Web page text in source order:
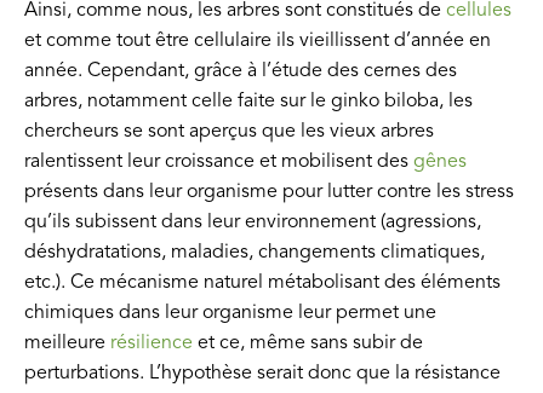
Ainsi, comme nous, les arbres sont constitués de cellules
et comme tout être cellulaire ils vieillissent d’année en
année. Cependant, grâce à l’étude des cernes des
arbres, notamment celle faite sur le ginko biloba, les
chercheurs se sont aperçus que les vieux arbres
ralentissent leur croissance et mobilisent des gênes
présents dans leur organisme pour lutter contre les stress
qu’ils subissent dans leur environnement (agressions,
déshydratations, maladies, changements climatiques,
etc.). Ce mécanisme naturel métabolisant des éléments
chimiques dans leur organisme leur permet une
meilleure résilience et ce, même sans subir de
perturbations. L’hypothèse serait donc que la résistance